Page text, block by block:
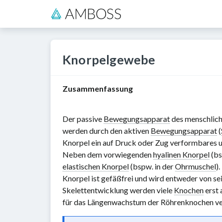
Knorpelgewebe
Zusammenfassung
Der passive Bewegungsapparatdes
werden durch den aktiven Bewegungsapparat(
Knorpel ein auf Druck oder Zug verformbares
Neben dem vorwiegendenhyalinen Knorpel
elastischen Knorpel(bspw. in derOhrmuschel).
Knorpel ist gefäßfrei und wird entweder von
Skelettentwicklung werden viele Knochenerst
für das Längenwachstum der Röhrenknochen